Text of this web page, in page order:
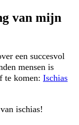
van mijn
een succesvol
mensen is
te komen: Ischias
ischias!